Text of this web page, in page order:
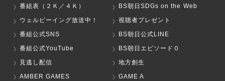
番組表（２Ｋ／４Ｋ）
BS朝日SDGs on the Web
ウェルビーイング放送中！
視聴者プレゼント
番組公式SNS
BS朝日公式LINE
番組公式YouTube
BS朝日エピソード０
見逃し配信
地方創生
AMBER GAMES
GAME A